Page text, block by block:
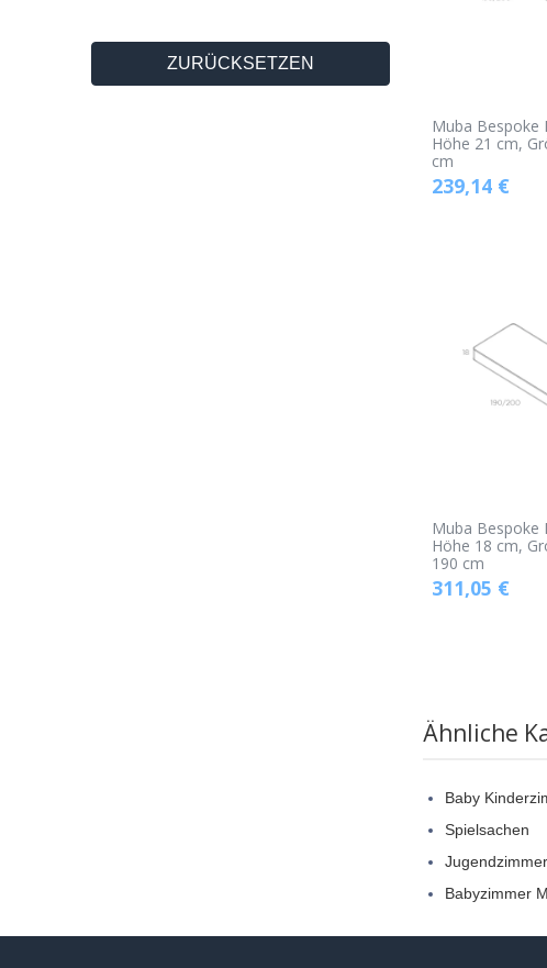
ZURÜCKSETZEN
Muba Bespoke
Höhe 21 cm,
cm
239,14€
Muba Bespoke
Höhe 18 cm,
190 cm
311,05 €
Ähnliche
Baby
Spielsachen
Jugendzimmer
Babyzimmer